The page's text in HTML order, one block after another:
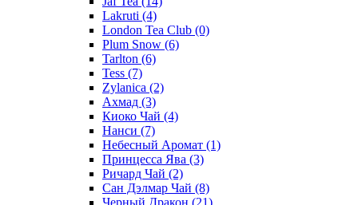
Lakruti (4)
London Tea Club (0)
Plum Snow (6)
Tarlton (6)
Tess (7)
Zylanica (2)
Ахмад (3)
Киоко Чай (4)
Нанси (7)
Небесный Аромат (1)
Принцесса Ява (3)
Ричард Чай (2)
Сан Дэлмар Чай (8)
Черный Дракон (21)